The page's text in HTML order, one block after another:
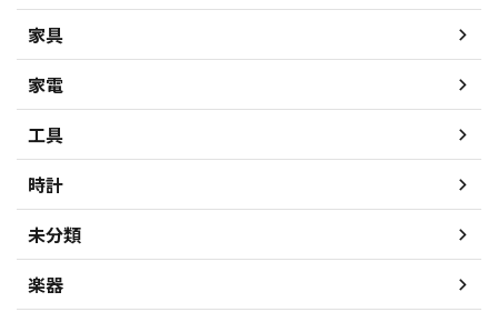
家具
家電
工具
時計
未分類
楽器